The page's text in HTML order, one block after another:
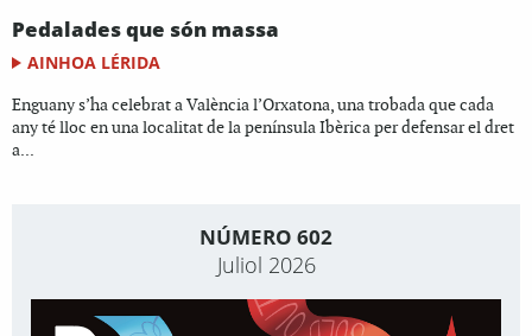
Pedalades que són massa
AINHOA LÉRIDA
Enguany s’ha celebrat a València l’Orxatona, una trobada que cada
any té lloc en una localitat de la península Ibèrica per defensar el dret
a...
NÚMERO 602
Juliol 2026